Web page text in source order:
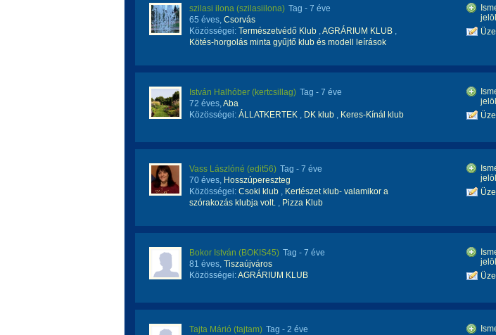
szilasi ilona (szilasiilona) Tag - 7 éve
65 éves, Csorvás
Közösségei: Természetvédő Klub ,AGRÁRIUM KLUB ,
Kötés-horgolás minta gyűjtő klub és modell leírások
István Halhóber (kertcsillag) Tag - 7 éve
72 éves,Aba
Közösségei: ÁLLATKERTEK , DK klub , Keres-Kínál klub
Vass Lászlóné (edit56) Tag - 7 éve
70 éves, Hosszúpereszteg
Közösségei: Csoki klub , Kertészet klub- valamikor a
szórakozás klubja volt. , Pizza Klub
Bokor István (BOKIS45) Tag - 7 éve
81 éves, Tiszaújváros
Közösségei:AGRÁRIUM KLUB
Tajta Márió (tajtam) Tag - 2 éve